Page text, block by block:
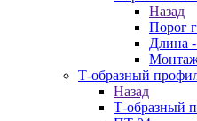
Назад
Порог
Длина
Т-образный
Назад
Т-образный